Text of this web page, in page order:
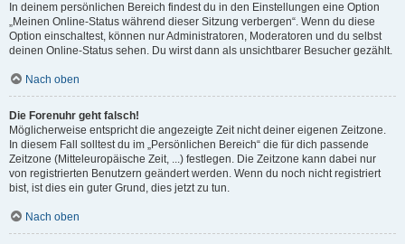
In deinem persönlichen Bereich findest du in den Einstellungen eine Option
„Meinen Online-Status während dieser Sitzung verbergen“. Wenn du diese
Option einschaltest, können nur Administratoren, Moderatoren und du selbst
deinen Online-Status sehen. Du wirst dann als unsichtbarer Besucher gezählt.
Nach oben
Die Forenuhr geht falsch!
Möglicherweise entspricht die angezeigte Zeit nicht deiner eigenen Zeitzone.
In diesem Fall solltest du im „Persönlichen Bereich“ die für dich passende
Zeitzone (Mitteleuropäische Zeit, ...) festlegen. Die Zeitzone kann dabei nur
von registrierten Benutzern geändert werden. Wenn du noch nicht registriert
bist, ist dies ein guter Grund, dies jetzt zu tun.
Nach oben